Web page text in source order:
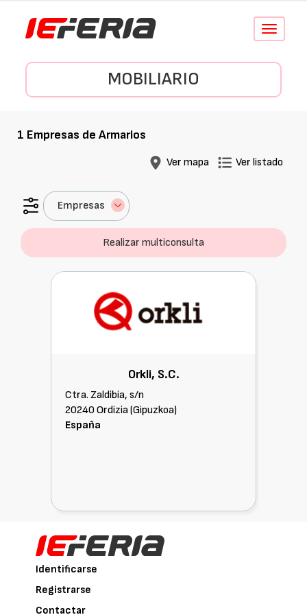
Conmutar
MOBILIARIO
1 Empresas de Armarios
Ver mapa Ver listado
Empresas
Realizar multiconsulta
Orkli, S.C.
Ctra. Zaldibia, s/n
20240 Ordizia (Gipuzkoa)
España
Identificarse
Registrarse
Contactar